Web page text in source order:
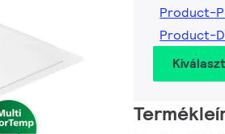
Product-
Product-